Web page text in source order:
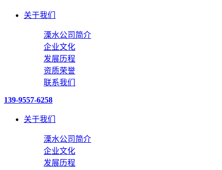
关于我们
溧水公司简介
企业文化
发展历程
资质荣誉
联系我们
139-9557-6258
关于我们
溧水公司简介
企业文化
发展历程